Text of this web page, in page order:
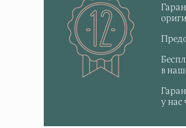
в
у нас